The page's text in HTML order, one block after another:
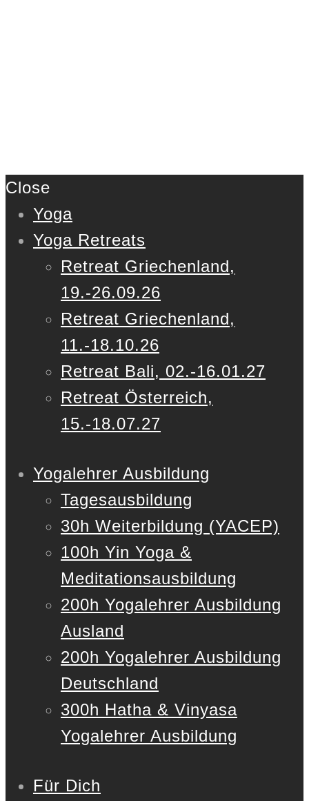
Close
Yoga
Yoga Retreats
Retreat Griechenland,
19.-26.09.26
Retreat Griechenland,
11.-18.10.26
Retreat Bali, 02.-16.01.27
Retreat Österreich,
15.-18.07.27
Yogalehrer Ausbildung
Tagesausbildung
30h Weiterbildung (YACEP)
100h Yin Yoga &
Meditationsausbildung
200h Yogalehrer Ausbildung
Ausland
200h Yogalehrer Ausbildung
Deutschland
300h Hatha & Vinyasa
Yogalehrer Ausbildung
Für Dich